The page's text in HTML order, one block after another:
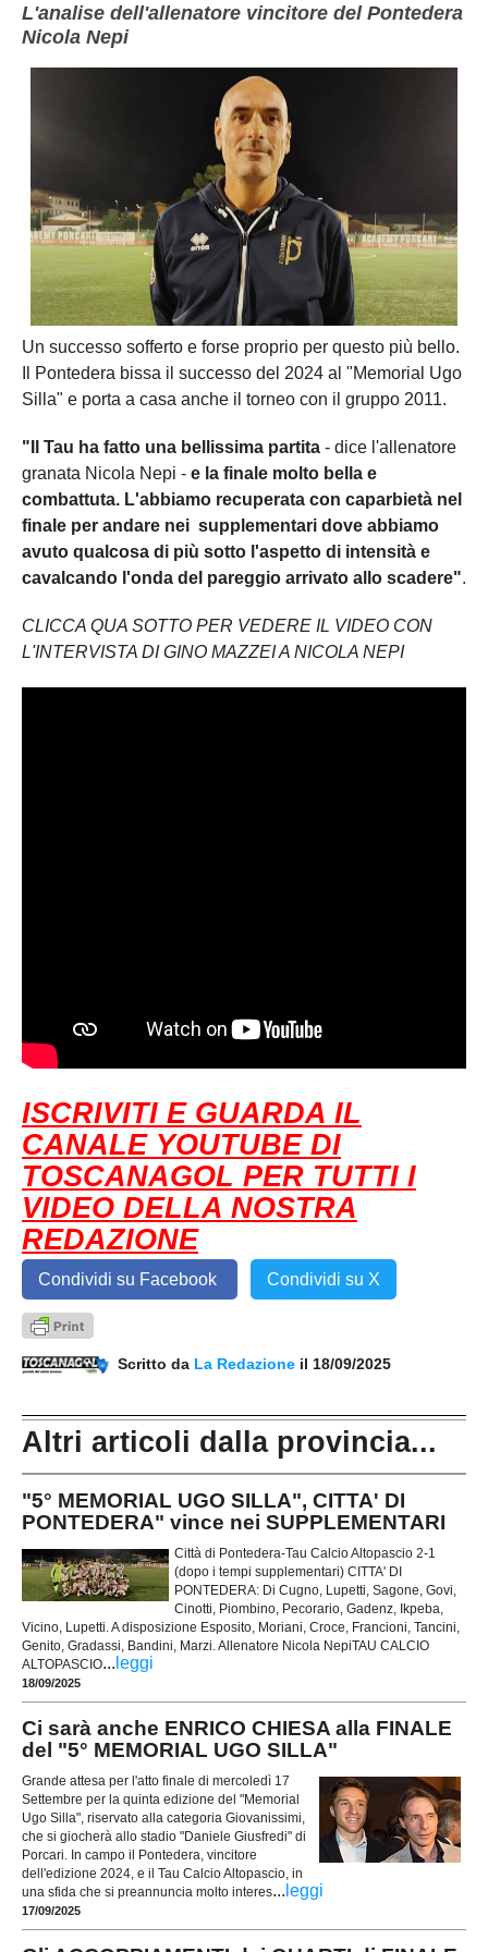
L'analise dell'allenatore vincitore del Pontedera
Nicola Nepi
Un successo sofferto e forse proprio per questo più bello.
Il Pontedera bissa il successo del 2024 al "Memorial Ugo
Silla" e porta a casa anche il torneo con il gruppo 2011.
"Il Tau ha fatto una bellissima partita - dice l'allenatore
granata Nicola Nepi - e la finale molto bella e
combattuta. L'abbiamo recuperata con caparbietà nel
finale per andare nei supplementari dove abbiamo
avuto qualcosa di più sotto l'aspetto di intensità e
cavalcando l'onda del pareggio arrivato allo scadere".
CLICCA QUA SOTTO PER VEDERE IL VIDEO CON
L'INTERVISTA DI GINO MAZZEI A NICOLA NEPI
ISCRIVITI E GUARDA IL
CANALE YOUTUBE DI
TOSCANAGOL PER TUTTI I
VIDEO DELLA NOSTRA
REDAZIONE
Condividi su Facebook Condividi su X
Scritto da La Redazione il 18/09/2025
Altri articoli dalla provincia...
"5° MEMORIAL UGO SILLA", CITTA' DI
PONTEDERA" vince nei SUPPLEMENTARI
Città di Pontedera-Tau Calcio Altopascio 2-1
(dopo i tempi supplementari) CITTA' DI
PONTEDERA: Di Cugno, Lupetti, Sagone, Govi,
Cinotti, Piombino, Pecorario, Gadenz, Ikpeba,
Vicino, Lupetti. A disposizione Esposito, Moriani, Croce, Francioni, Tancini,
Genito, Gradassi, Bandini, Marzi. Allenatore Nicola NepiTAU CALCIO
ALTOPASCIO... leggi
18/09/2025
Ci sarà anche ENRICO CHIESA alla FINALE
del "5° MEMORIAL UGO SILLA"
Grande attesa per l'atto finale di mercoledì 17
Settembre per la quinta edizione del "Memorial
Ugo Silla", riservato alla categoria Giovanissimi,
che si giocherà allo stadio "Daniele Giusfredi" di
Porcari. In campo il Pontedera, vincitore
dell'edizione 2024, e il Tau Calcio Altopascio, in
una sfida che si preannuncia molto interes... leggi
17/09/2025